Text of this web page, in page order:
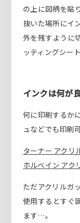
の上に図柄を貼
抜いた場所にイ
外を残すように
ッティングシー
インクは何が
何に印刷するか
ュなどでも印刷
ターナー アクリ
ホルベイン アク
ただアクリルガ
使用するとすぐ
ます…。